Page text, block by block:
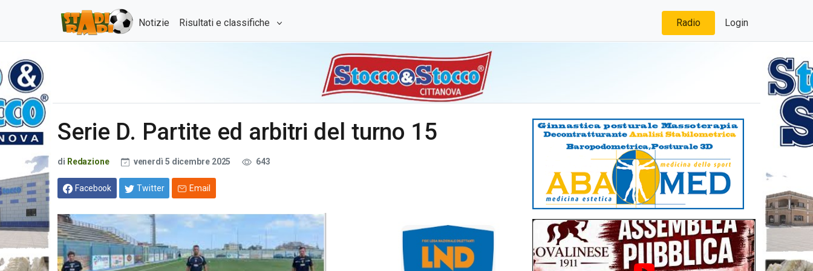
Notizie Risultati e classifiche Radio Login
Serie D. Partite ed arbitri del turno 15
di Redazione venerdì 5 dicembre 2025 643
Facebook Twitter Email